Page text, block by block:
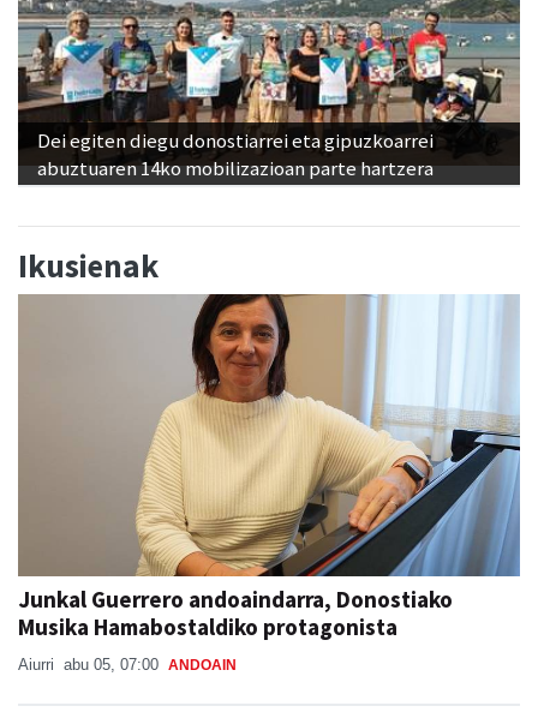
Dei egiten diegu donostiarrei eta gipuzkoarrei
abuztuaren 14ko mobilizazioan parte hartzera
Ikusienak
Junkal Guerrero andoaindarra, Donostiako
Musika Hamabostaldiko protagonista
Aiurri abu 05, 07:00 ANDOAIN